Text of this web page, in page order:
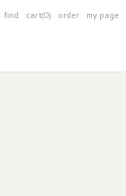
find cart(0) order my page